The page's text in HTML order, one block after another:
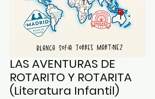
LAS AVENTURAS DE
ROTARITO Y ROTARITA
(Literatura Infantil)